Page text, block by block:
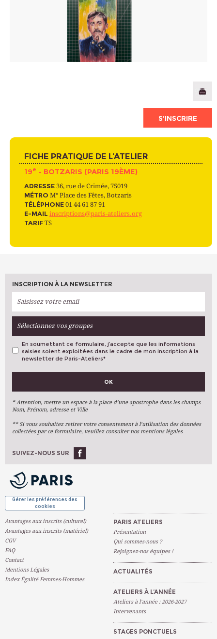
S’INSCRIRE
FICHE PRATIQUE DE L’ATELIER
19e - BOTZARIS (PARIS 19ÈME)
ADRESSE 36, rue de Crimée, 75019
MÉTRO M° Place des Fêtes, Botzaris
TÉLÉPHONE 01 44 61 87 91
E-MAIL inscriptions@paris-ateliers.org
TARIF TS
INSCRIPTION À LA NEWSLETTER
Sélectionnez vos groupes
VOS PRÉFÉRENCES
Arts Plastiques
Arts Du Texte
Arts Numériques
Ateliers À L'année
En soumettant ce formulaire, j’accepte que les informations
saisies soient exploitées dans le cadre de mon inscription à la
newsletter de Paris-Ateliers*
OK
* Attention, mettre un espace à la place d’une apostrophe dans les champs
Nom, Prénom, adresse et Ville
** Si vous souhaitez retirer votre consentement à l’utilisation des données
collectées par ce formulaire, veuillez consulter nos mentions légales
SUIVEZ-NOUS SUR
Gérer les préférences des
cookies
Avantages aux inscrits (culturel)
Avantages aux inscrits (matériel)
CGV
FAQ
Contact
Mentions Légales
Index Égalité Femmes-Hommes
PARIS ATELIERS
Présentation
Qui sommes-nous ?
Rejoignez-nos équipes !
ACTUALITÉS
ATELIERS À L’ANNÉE
Ateliers à l’année : 2026-2027
Intervenants
STAGES PONCTUELS